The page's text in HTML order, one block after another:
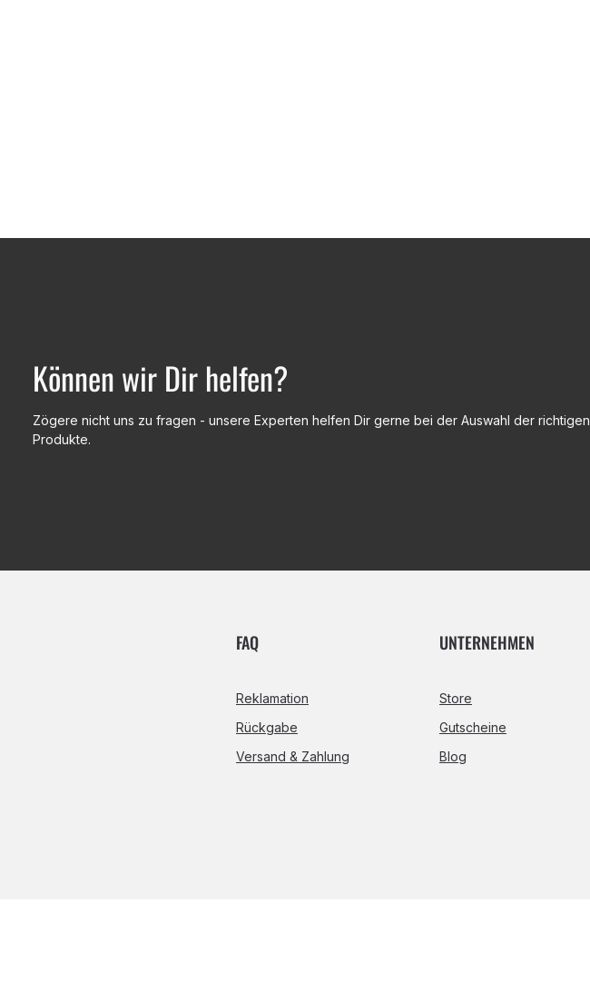
Können wir Dir helfen?
Zögere nicht uns zu fragen - unsere Experten helfen Dir gerne bei der Auswahl der richtigen
Produkte.
FAQ
Reklamation
Rückgabe
Versand & Zahlung
UNTERNEHMEN
Store
Gutscheine
Blog